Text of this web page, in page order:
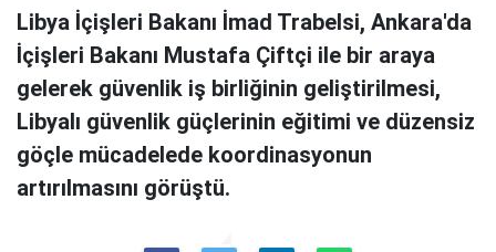
Libya İçişleri Bakanı İmad Trabelsi, Ankara'da
İçişleri Bakanı Mustafa Çiftçi ile bir araya
gelerek güvenlik iş birliğinin geliştirilmesi,
Libyalı güvenlik güçlerinin eğitimi ve düzensiz
göçle mücadelede koordinasyonun
artırılmasını görüştü.